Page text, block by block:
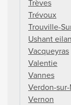
Trèves
Trévoux
Trouville-
Ushant
Vacqueyras
Valentie
Vannes
Verdon-
Vernon